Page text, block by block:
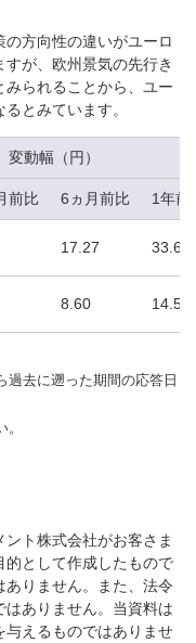
方向性の違いがユーロ
が、欧州景気の先行き
られることから、ユー
とみています。
変動幅（円）
前比 6ヵ月前比 1年前
17.27 33.61
8.60 14.51
過去に遡った期間の応答日
ト株式会社がお客さま
として作成したもので
りません。また、法令
ありません。当資料は
与えるものではありませ